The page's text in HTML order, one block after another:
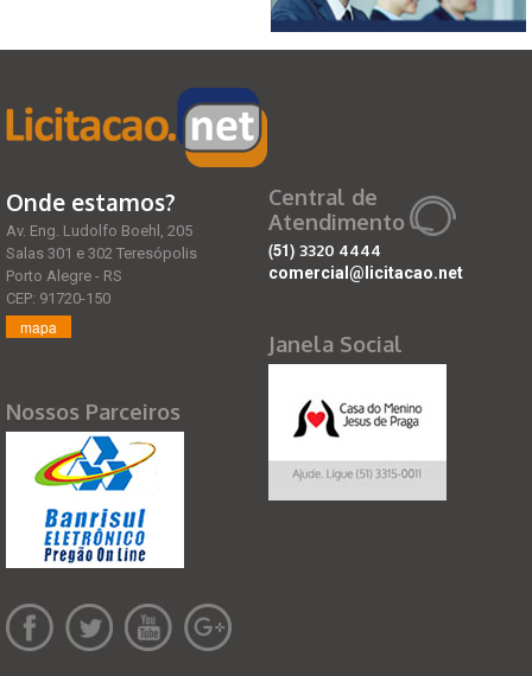
Onde estamos?
Av. Eng. Ludolfo Boehl, 205
Salas 301 e 302 Teresópolis
Porto Alegre - RS
CEP: 91720-150
mapa
Nossos Parceiros
Central de
Atendimento
(51) 3320 4444
comercial@licitacao.net
Janela Social